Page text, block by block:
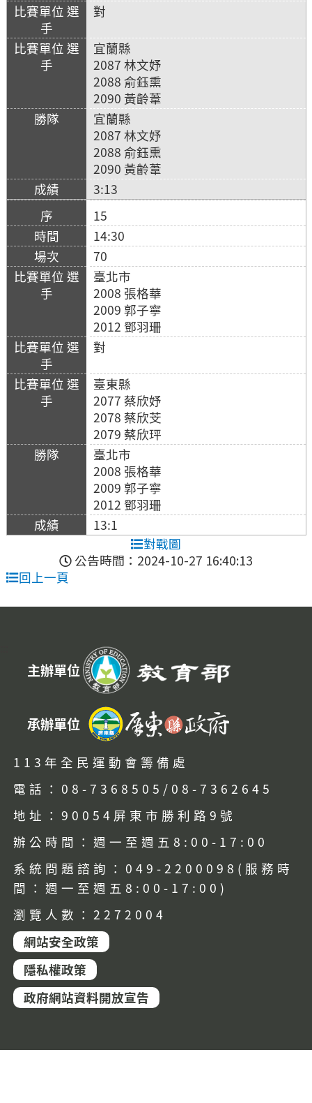
對
宜蘭縣
2087 林文妤
2088 俞鈺熏
2090 黃齡葦
宜蘭縣
2087 林文妤
2088 俞鈺熏
2090 黃齡葦
3:13
15
14:30
70
臺北市
2008 張格華
2009 郭子寧
2012 鄧羽珊
對
臺東縣
2077 蔡欣妤
2078 蔡欣芠
2079 蔡欣玶
臺北市
2008 張格華
2009 郭子寧
2012 鄧羽珊
13:1
對戰圖
公告時間：2024-10-27 16:40:13
回上一頁
主辦單位
承辦單位
113年全民運動會籌備處
電話：08-7368505/08-7362645
地址：90054屏東市勝利路9號
辦公時間：週一至週五8:00-17:00
系統問題諮詢：049-2200098(服務時
間：週一至週五8:00-17:00)
瀏覽人數：2272004